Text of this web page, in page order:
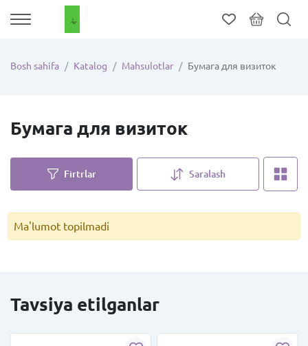
Bosh sahifa Katalog Mahsulotlar Бумага для визиток
Бумага для визиток
Firtrlar Saralash
Ma'lumot topilmadi
Tavsiya etilganlar